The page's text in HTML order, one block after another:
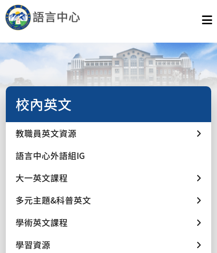
校內英文
教職員英文資源
語言中心外語組IG
大一英文課程
多元主題&科普英文
學術英文課程
學習資源